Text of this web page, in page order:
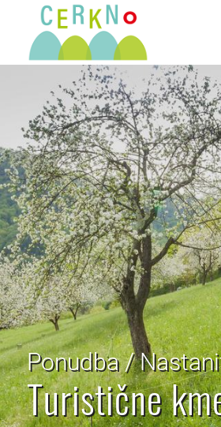
Ponudba /
Turistične